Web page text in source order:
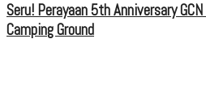
Seru! Perayaan 5th Anniversary
Camping Ground